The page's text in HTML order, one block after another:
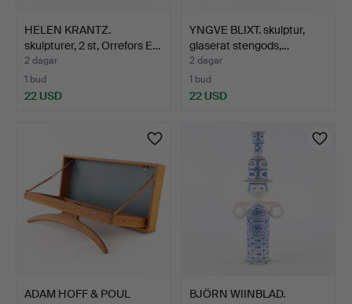
HELEN KRANTZ.
skulpturer, 2 st, Orrefors E…
2 dagar
1 bud
22 USD
YNGVE BLIXT. skulptur,
glaserat stengods,…
2 dagar
1 bud
22 USD
ADAM HOFF & POUL
BJÖRN WIINBLAD.